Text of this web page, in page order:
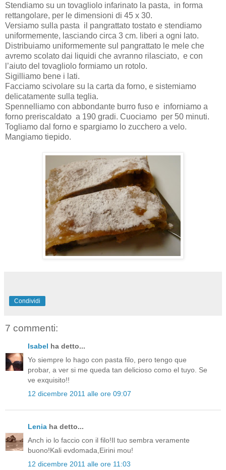
Stendiamo su un tovagliolo infarinato la pasta, in forma
rettangolare, per le dimensioni di 45 x 30.
Versiamo sulla pasta il pangrattato tostato e stendiamo
uniformemente, lasciando circa 3 cm. liberi a ogni lato.
Distribuiamo uniformemente sul pangrattato le mele che
avremo scolato dai liquidi che avranno rilasciato, e con
l’aiuto del tovagliolo formiamo un rotolo.
Sigilliamo bene i lati.
Facciamo scivolare su la carta da forno, e sistemiamo
delicatamente sulla teglia.
Spennelliamo con abbondante burro fuso e inforniamo a
forno preriscaldato a 190 gradi. Cuociamo per 50 minuti.
Togliamo dal forno e spargiamo lo zucchero a velo.
Mangiamo tiepido.
Condividi
7 commenti:
Isabel ha detto...
Yo siempre lo hago con pasta filo, pero tengo que
probar, a ver si me queda tan delicioso como el tuyo. Se
ve exquisito!!
12 dicembre 2011 alle ore 09:07
Lenia ha detto...
Anch io lo faccio con il filo!Il tuo sembra veramente
buono!Kali evdomada,Eirini mou!
12 dicembre 2011 alle ore 11:03